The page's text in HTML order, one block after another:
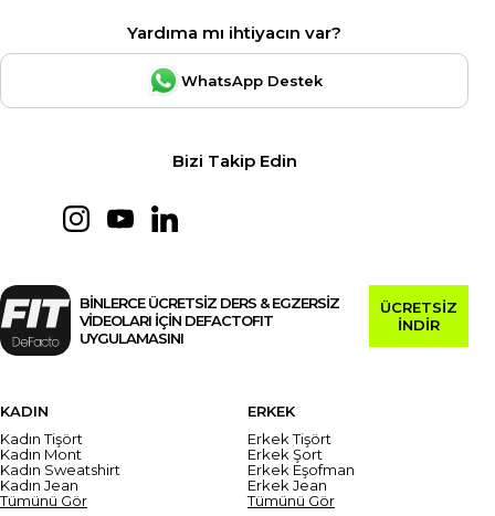
Yardıma mı ihtiyacın var?
WhatsApp Destek
Bizi Takip Edin
BİNLERCE ÜCRETSİZ DERS & EGZERSİZ
VİDEOLARI İÇİN DEFACTOFIT
UYGULAMASINI
ÜCRETSİZ
İNDİR
KADIN
Kadın Tişört
Kadın Mont
Kadın Sweatshirt
Kadın Jean
Tümünü Gör
ERKEK
Erkek Tişört
Erkek Şort
Erkek Eşofman
Erkek Jean
Tümünü Gör